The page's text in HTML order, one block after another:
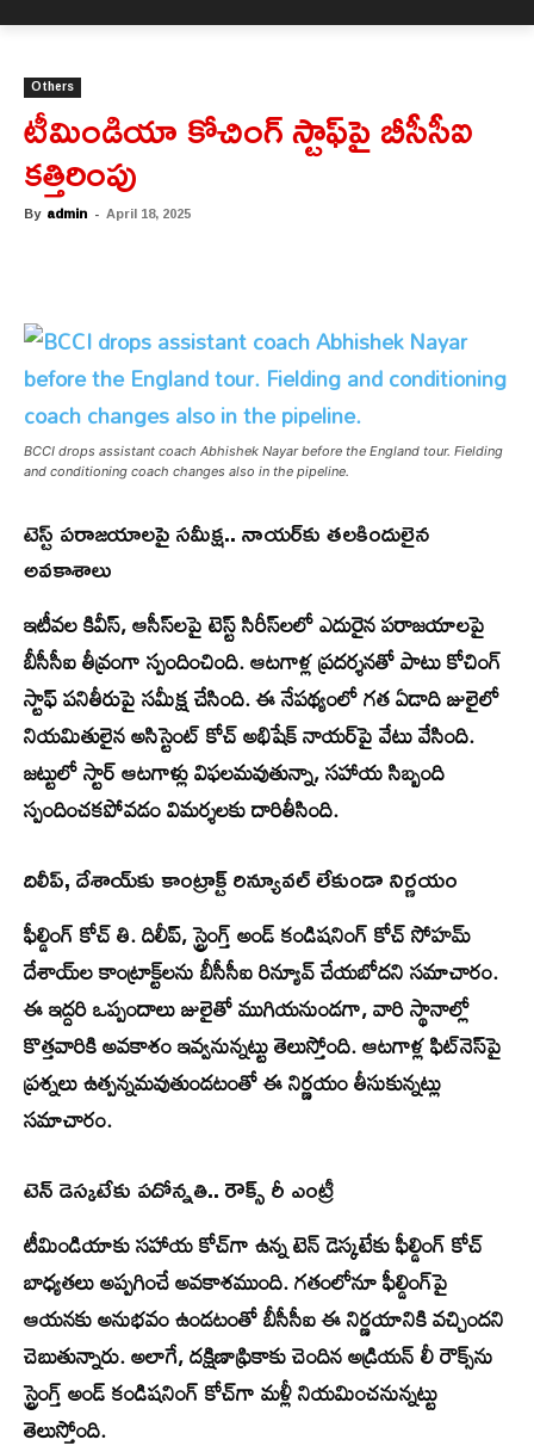
Others
టీమిండియా కోచింగ్ స్టాఫ్‌పై బీసీసీఐ
కత్తిరింపు
By admin - April 18, 2025
BCCI drops assistant coach Abhishek Nayar before the England tour. Fielding
and conditioning coach changes also in the pipeline.
టెస్ట్ పరాజయాలపై సమీక్ష.. నాయర్‌కు తలకిందులైన
అవకాశాలు
ఇటీవల కివీస్‌, ఆసీస్‌లపై టెస్ట్ సిరీస్‌లలో ఎదురైన పరాజయాలపై
బీసీసీఐ తీవ్రంగా స్పందించింది. ఆటగాళ్ల ప్రదర్శనతో పాటు కోచింగ్
స్టాఫ్ పనితీరుపై సమీక్ష చేసింది. ఈ నేపథ్యంలో గత ఏడాది జులైలో
నియమితులైన అసిస్టెంట్ కోచ్ అభిషేక్ నాయర్‌పై వేటు వేసింది.
జట్టులో స్టార్ ఆటగాళ్లు విఫలమవుతున్నా, సహాయ సిబ్బంది
స్పందించకపోవడం విమర్శలకు దారితీసింది.
దిలీప్, దేశాయ్‌కు కాంట్రాక్ట్ రిన్యూవల్ లేకుండా నిర్ణయం
ఫీల్డింగ్ కోచ్ తి. దిలీప్‌, స్ట్రెంగ్త్ అండ్ కండిషనింగ్ కోచ్ సోహమ్
దేశాయ్‌ల కాంట్రాక్ట్‌లను బీసీసీఐ రిన్యూవ్ చేయబోదని సమాచారం.
ఈ ఇద్దరి ఒప్పందాలు జులైతో ముగియనుండగా, వారి స్థానాల్లో
కొత్తవారికి అవకాశం ఇవ్వనున్నట్టు తెలుస్తోంది. ఆటగాళ్ల ఫిట్‌నెస్‌పై
ప్రశ్నలు ఉత్పన్నమవుతుండటంతో ఈ నిర్ణయం తీసుకున్నట్లు
సమాచారం.
టెన్ డెస్కటేకు పదోన్నతి.. రౌక్స్ రీ ఎంట్రీ
టీమిండియాకు సహాయ కోచ్‌గా ఉన్న టెన్ డెస్కటేకు ఫీల్డింగ్ కోచ్
బాధ్యతలు అప్పగించే అవకాశముంది. గతంలోనూ ఫీల్డింగ్‌పై
ఆయనకు అనుభవం ఉండటంతో బీసీసీఐ ఈ నిర్ణయానికి వచ్చిందని
చెబుతున్నారు. అలాగే, దక్షిణాఫ్రికాకు చెందిన అడ్రియన్ లీ రౌక్స్‌ను
స్ట్రెంగ్త్ అండ్ కండిషనింగ్ కోచ్‌గా మళ్లీ నియమించనున్నట్టు
తెలుస్తోంది.